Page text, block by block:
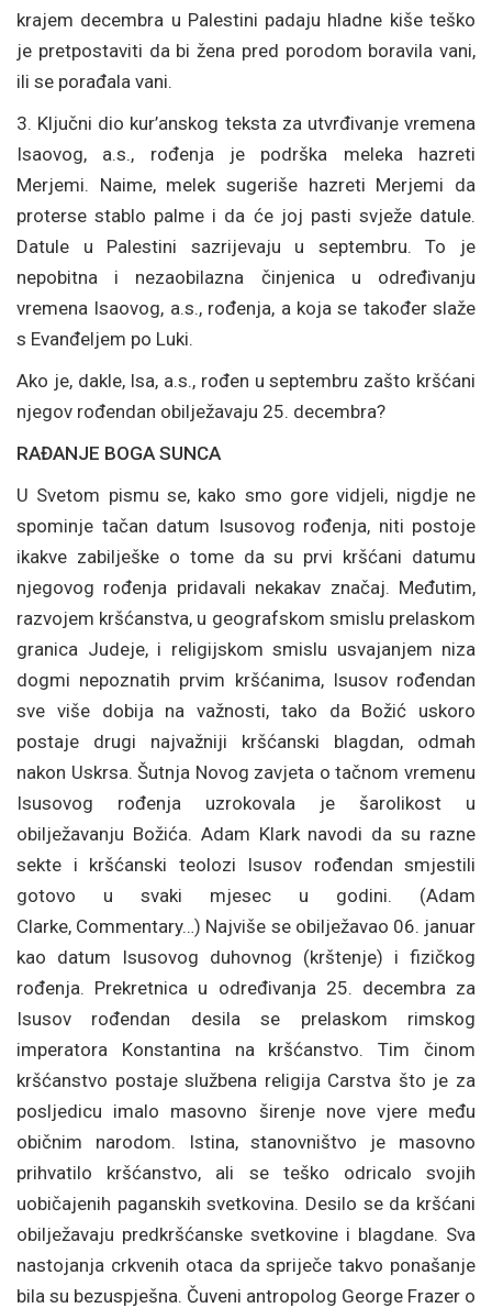
krajem decembra u Palestini padaju hladne kiše teško
je pretpostaviti da bi žena pred porodom boravila vani,
ili se porađala vani.
3. Ključni dio kur’anskog teksta za utvrđivanje vremena
Isaovog, a.s., rođenja je podrška meleka hazreti
Merjemi. Naime, melek sugeriše hazreti Merjemi da
proterse stablo palme i da će joj pasti svježe datule.
Datule u Palestini sazrijevaju u septembru. To je
nepobitna i nezaobilazna činjenica u određivanju
vremena Isaovog, a.s., rođenja, a koja se također slaže
s Evanđeljem po Luki.
Ako je, dakle, Isa, a.s., rođen u septembru zašto kršćani
njegov rođendan obilježavaju 25. decembra?
RAĐANJE BOGA SUNCA
U Svetom pismu se, kako smo gore vidjeli, nigdje ne
spominje tačan datum Isusovog rođenja, niti postoje
ikakve zabilješke o tome da su prvi kršćani datumu
njegovog rođenja pridavali nekakav značaj. Međutim,
razvojem kršćanstva, u geografskom smislu prelaskom
granica Judeje, i religijskom smislu usvajanjem niza
dogmi nepoznatih prvim kršćanima, Isusov rođendan
sve više dobija na važnosti, tako da Božić uskoro
postaje drugi najvažniji kršćanski blagdan, odmah
nakon Uskrsa. Šutnja Novog zavjeta o tačnom vremenu
Isusovog rođenja uzrokovala je šarolikost u
obilježavanju Božića. Adam Klark navodi da su razne
sekte i kršćanski teolozi Isusov rođendan smjestili
gotovo u svaki mjesec u godini. (Adam
Clarke, Commentary…) Najviše se obilježavao 06. januar
kao datum Isusovog duhovnog (krštenje) i fizičkog
rođenja. Prekretnica u određivanja 25. decembra za
Isusov rođendan desila se prelaskom rimskog
imperatora Konstantina na kršćanstvo. Tim činom
kršćanstvo postaje službena religija Carstva što je za
posljedicu imalo masovno širenje nove vjere među
običnim narodom. Istina, stanovništvo je masovno
prihvatilo kršćanstvo, ali se teško odricalo svojih
uobičajenih paganskih svetkovina. Desilo se da kršćani
obilježavaju predkršćanske svetkovine i blagdane. Sva
nastojanja crkvenih otaca da spriječe takvo ponašanje
bila su bezuspješna. Čuveni antropolog George Frazer o